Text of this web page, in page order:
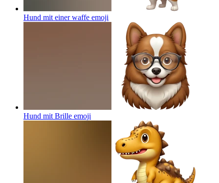
Hund mit einer waffe emoji
Hund mit Brille emoji